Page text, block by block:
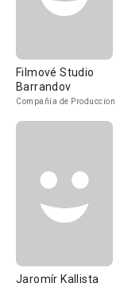
Filmové Studio
Barrandov
Compañía de Produccion
Jaromír Kallista